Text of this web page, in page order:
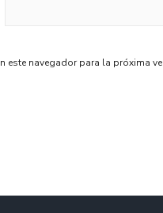
este navegador para la próxima